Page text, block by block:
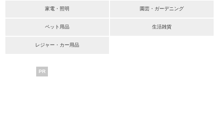
家電・照明 園芸・ガーデニング
ペット用品 生活雑貨
レジャー・カー用品
PR